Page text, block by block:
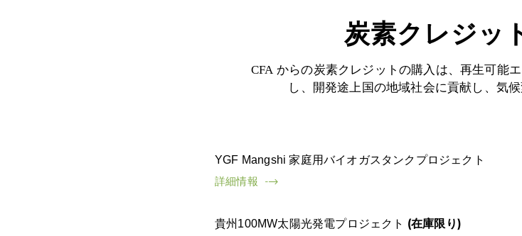
炭素クレジッ
CFA からの炭素クレジットの購入は、再生可能
し、開発途上国の地域社会に貢献し、気
YGF Mangshi 家庭用バイオガスタンクプロジェクト

詳細情報
貴州100MW太陽光発電プロジェクト (在庫限り)